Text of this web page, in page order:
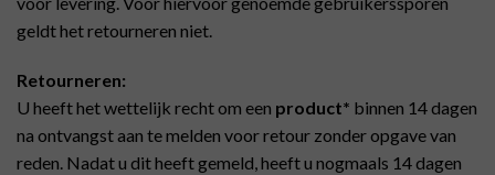
geldt het retourneren niet.
Retourneren:
U heeft het wettelijk recht om een product* binnen 14 dagen
na ontvangst aan te melden voor retour zonder opgave van
reden. Nadat u dit heeft gemeld, heeft u nogmaals 14 dagen